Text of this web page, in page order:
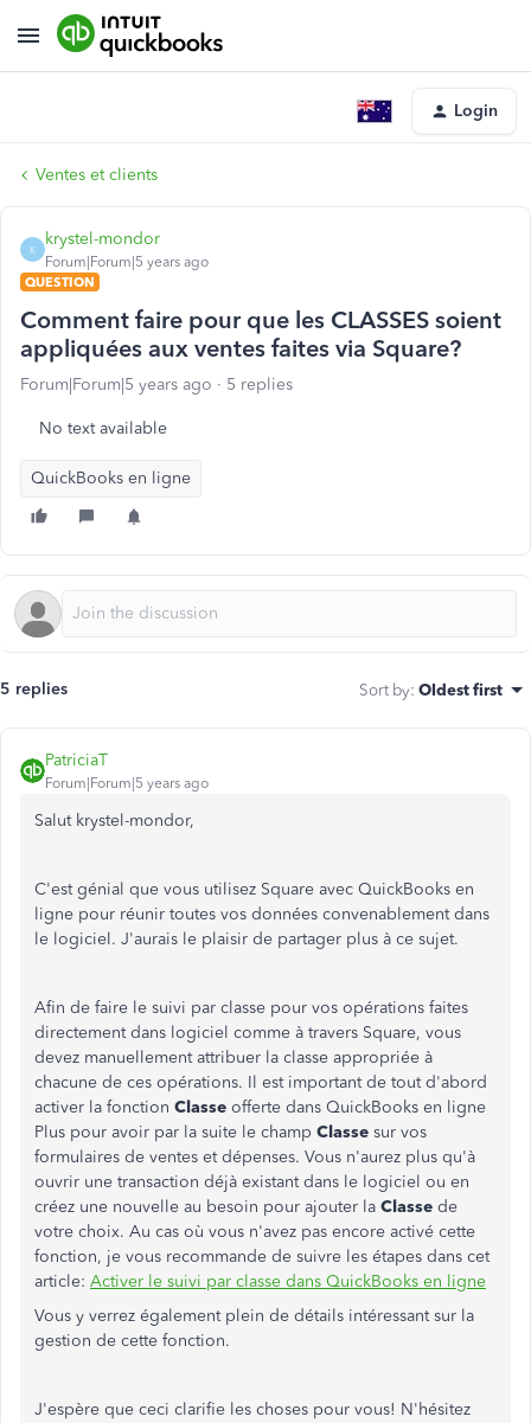
Login
Ventes et clients
K
krystel-mondor
Forum|Forum|5 years ago
QUESTION
Comment faire pour que les CLASSES soient
appliquées aux ventes faites via Square?
Forum|Forum|5 years ago 5 replies
No text available
QuickBooks en ligne
5 replies Sort by: Oldest first
PatriciaT
Forum|Forum|5 years ago
Salut krystel-mondor,
C'est génial que vous utilisez Square avec QuickBooks en
ligne pour réunir toutes vos données convenablement dans
le logiciel. J'aurais le plaisir de partager plus à ce sujet.
Afin de faire le suivi par classe pour vos opérations faites
directement dans logiciel comme à travers Square, vous
devez manuellement attribuer la classe appropriée à
chacune de ces opérations. Il est important de tout d'abord
activer la fonction Classe offerte dans QuickBooks en ligne
Plus pour avoir par la suite le champ Classe sur vos
formulaires de ventes et dépenses. Vous n'aurez plus qu'à
ouvrir une transaction déjà existant dans le logiciel ou en
créez une nouvelle au besoin pour ajouter la Classe de
votre choix. Au cas où vous n'avez pas encore activé cette
fonction, je vous recommande de suivre les étapes dans cet
article: Activer le suivi par classe dans QuickBooks en ligne
Vous y verrez également plein de détails intéressant sur la
gestion de cette fonction.
J'espère que ceci clarifie les choses pour vous! N'hésitez